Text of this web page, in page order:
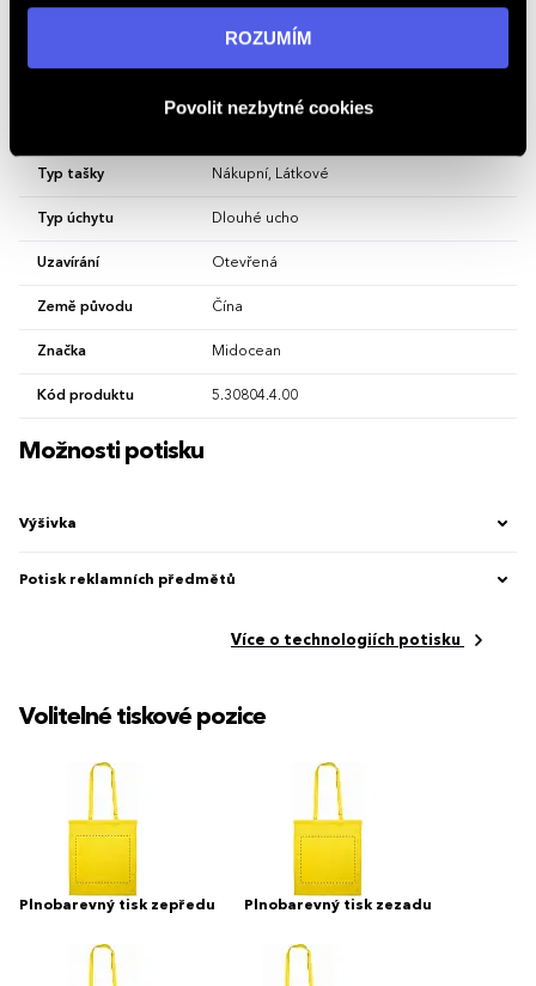
informací navštivte naši stránkuzásadách ochrany
ROZUMÍM
Povolit nezbytné cookies
Typ tašky Nákupní, Látkové
Typ úchytu Dlouhé ucho
Uzavírání Otevřená
Země původu Čína
Značka Midocean
Kód produktu 5.30804.4.00
Možnosti potisku
Výšivka
Potisk reklamních předmětů
Více o technologiích potisku
Volitelné tiskové pozice
Plnobarevný tisk zepředu Plnobarevný tisk zezadu